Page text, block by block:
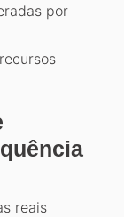
por
reais